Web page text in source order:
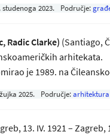
studenoga 2023. Područje:
Radic Clarke) (Santiago,
arhitekata.
je 1989. na
2025. Područje: arhitektura
13. IV. 1921 –